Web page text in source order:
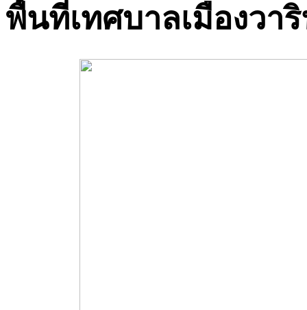
พื้นที่เทศบาลเมืองวา